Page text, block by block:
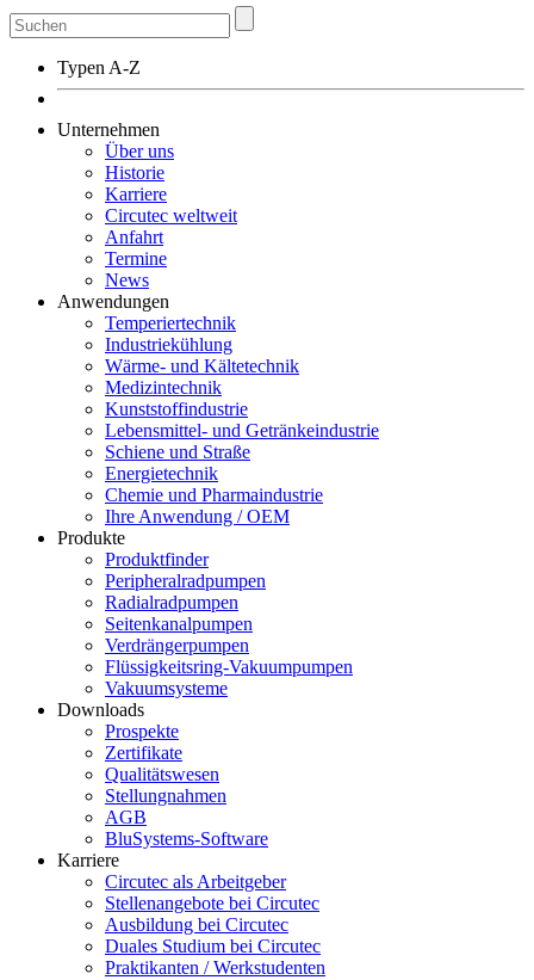
Typen A-Z
Unternehmen
Über uns
Historie
Karriere
Circutec weltweit
Anfahrt
Termine
News
Anwendungen
Temperiertechnik
Industriekühlung
Wärme- und Kältetechnik
Medizintechnik
Kunststoffindustrie
Lebensmittel- und Getränkeindustrie
Schiene und Straße
Energietechnik
Chemie und Pharmaindustrie
Ihre Anwendung / OEM
Produkte
Produktfinder
Peripheralradpumpen
Radialradpumpen
Seitenkanalpumpen
Verdrängerpumpen
Flüssigkeitsring-Vakuumpumpen
Vakuumsysteme
Downloads
Prospekte
Zertifikate
Qualitätswesen
Stellungnahmen
AGB
BluSystems-Software
Karriere
Circutec als Arbeitgeber
Stellenangebote bei Circutec
Ausbildung bei Circutec
Duales Studium bei Circutec
Praktikanten / Werkstudenten